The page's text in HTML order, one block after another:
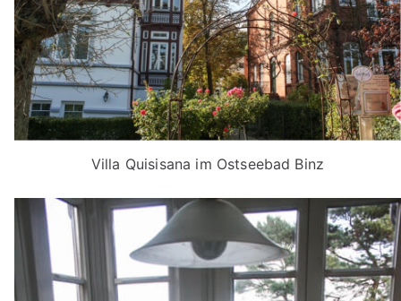
Villa Quisisana im Ostseebad Binz